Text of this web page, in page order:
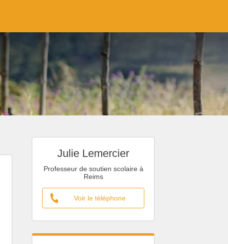
Julie Lemercier
Professeur de soutien scolaire à
Reims
Voir le téléphone